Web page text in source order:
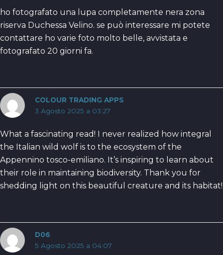
ho fotografato una lupa completamente nera zona
riserva Duchessa Velino. se può interessare mi potete
contattare ho varie foto molto belle, avvistata e
fotografato 20 giorni fa.
COLOUR TRADING APPS
3 Agosto 2025 a 03:27
What a fascinating read! I never realized how integral
the Italian wild wolf is to the ecosystem of the
Appennino tosco-emiliano. It’s inspiring to learn about
their role in maintaining biodiversity. Thank you for
shedding light on this beautiful creature and its habitat!
D06
5 Agosto 2025 a 04:07